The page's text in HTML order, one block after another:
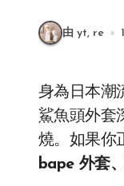
由 yt, re
身為日本
鯊魚頭外套
燒。如果你
bape 外套